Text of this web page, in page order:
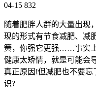
04-15 832
随着肥胖人群的大量出现
现的形式有节食减肥、减
簧，你强它更强……事实
健康太矫情，就是可能会
真正原因!但减肥也不要
识?